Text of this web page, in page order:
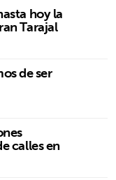
hoy la
Tarajal
de ser
calles en